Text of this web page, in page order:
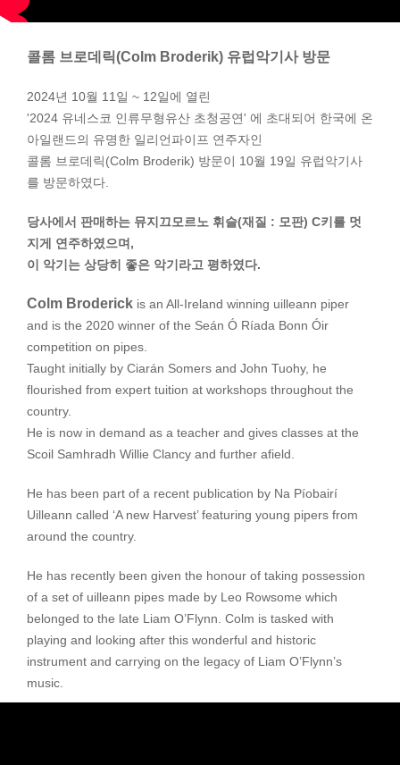
콜롬 브로데릭(Colm Broderik) 유럽악기사 방문
2024년 10월 11일 ~ 12일에 열린
'2024 유네스코 인류무형유산 초청공연' 에 초대되어 한국에 온
아일랜드의 유명한 일리언파이프 연주자인
콜롬 브로데릭(Colm Broderik) 방문이 10월 19일 유럽악기사
를 방문하였다.
당사에서 판매하는 뮤지끄모르노 휘슬(재질 : 모판) C키를 멋
지게 연주하였으며,
이 악기는 상당히 좋은 악기라고 평하였다.
Colm Broderick is an All-Ireland winning uilleann piper
and is the 2020 winner of the Seán Ó Ríada Bonn Óir
competition on pipes.
Taught initially by Ciarán Somers and John Tuohy, he
flourished from expert tuition at workshops throughout the
country.
He is now in demand as a teacher and gives classes at the
Scoil Samhradh Willie Clancy and further afield.
He has been part of a recent publication by Na Píobairí
Uilleann called ‘A new Harvest’ featuring young pipers from
around the country.
He has recently been given the honour of taking possession
of a set of uilleann pipes made by Leo Rowsome which
belonged to the late Liam O’Flynn. Colm is tasked with
playing and looking after this wonderful and historic
instrument and carrying on the legacy of Liam O’Flynn’s
music.